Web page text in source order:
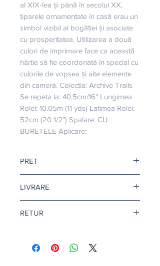
al XIX-lea și până în secolul XX,
tiparele ornamentate în casă erau un
simbol vizibil al bogăției și asociate
cu prosperitatea. Utilizarea a două
culori de imprimare face ca această
hârtie să fie coordonată în special cu
culorile de vopsea și alte elemente
din cameră. Colectia: Archive Trails
Se repeta la: 40.5cm/16" Lungimea
Rolei: 10.05m (11 yds) Latimea Rolei:
52cm (20 1/2") Spalare: CU
BURETELE Aplicare:
PRET
LIVRARE
depaseste 500 de lei.
lucratoare.
RETUR
conditii speciale. Afla mai multe